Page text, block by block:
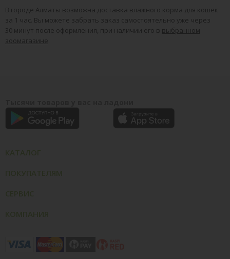
В городе Алматы возможна доставка влажного корма для кошек
за 1 час. Вы можете забрать заказ самостоятельно уже через
30 минут после оформления, при наличии его в выбранном
зоомагазине